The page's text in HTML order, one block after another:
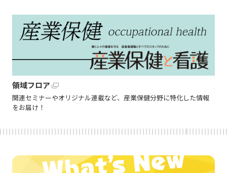
領域フロア
関連セミナーやオリジナル連載など、産業保健分野に特化した情報
をお届け！